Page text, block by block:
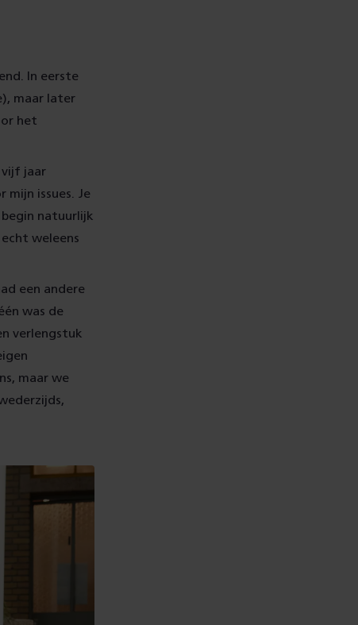
In eerste
maar later
het
vijf jaar
issues. Je
natuurlijk
weleens
een andere
was de
verlengstuk
maar we